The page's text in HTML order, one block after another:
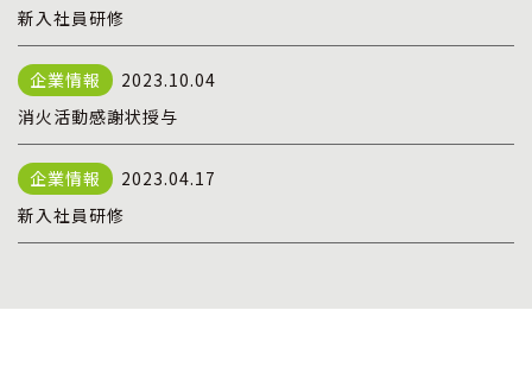
新入社員研修
2023.10.04
消火活動感謝状授与
2023.04.17
新入社員研修